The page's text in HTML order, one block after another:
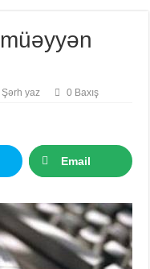
Şərh yaz 0 Baxış
Email